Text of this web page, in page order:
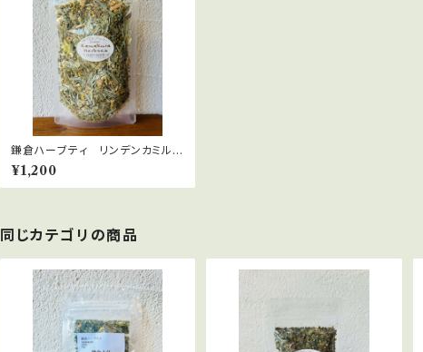
鎌倉ハーブティ リンデンカミル
レ 30ｇ
¥1,200
同じカテゴリの商品